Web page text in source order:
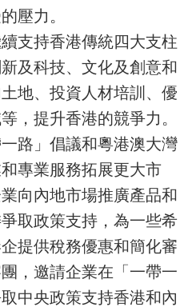
壓力。
支持香港傳統四大支柱
及科技、文化及創意和
地、投資人材培訓、優
，提升香港的競爭力。
路」倡議和粵港澳大灣
專業服務拓展更大市
向內地市場推廣產品和
取政策支持，為一些希
提供稅務優惠和簡化審
，邀請企業在「一帶一
中央政策支持香港和內